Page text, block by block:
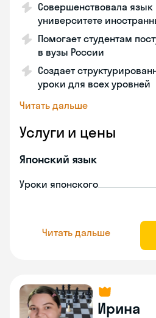
Совершенствовала язык
университете
Помогает студентам
в вузы России
Создает
уроки для всех уровней
Читать дальше
Услуги и цены
Японский язык
Уроки японского
Читать дальше
Ирина